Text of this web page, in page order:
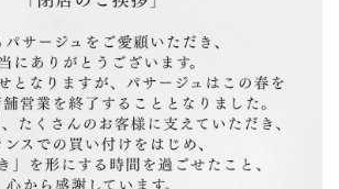
嬉しいレビュー書いていただき、あり
ざいます！ また是非よろしくお願い致
05/28